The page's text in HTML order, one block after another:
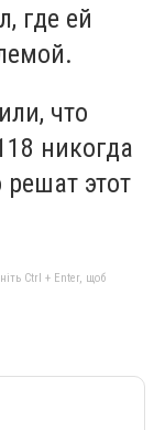
где ей
что
никогда
решат этот
Ctrl + Enter, щоб